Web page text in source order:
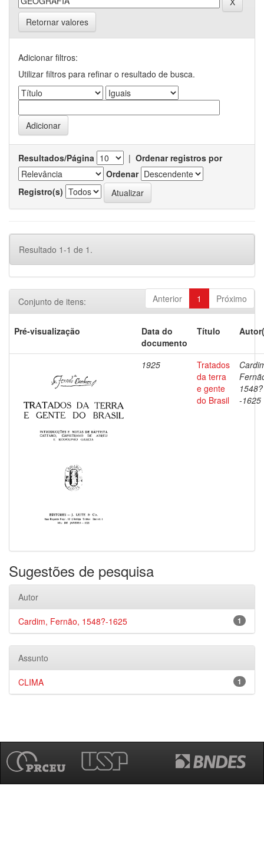
Retornar valores
Adicionar filtros:
Utilizar filtros para refinar o resultado de busca.
Resultados/Página | Ordenar registros por
Ordenar
Registro(s)
Resultado 1-1 de 1.
Anterior 1 Próximo
Conjunto de itens:
Pré-visualização
Data do
documento
Título
1925
Tratados
da terra
e gente
do Brasil
1548?
-1625
Sugestões de pesquisa
Autor
1
Cardim, Fernão, 1548?-1625
Assunto
1
CLIMA